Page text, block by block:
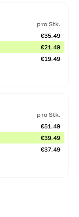
pro Stk.
€35.49
€21.49
€19.49
pro Stk.
€51.49
€39.49
€37.49